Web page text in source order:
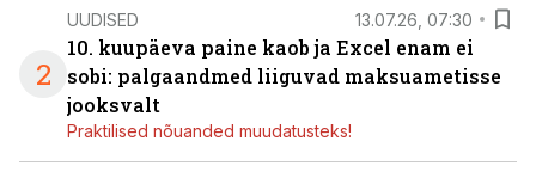
2
UUDISED 13.07.26, 07:30
10. kuupäeva paine kaob ja Excel enam ei
sobi: palgaandmed liiguvad maksuametisse
jooksvalt
Praktilised nõuanded muudatusteks!